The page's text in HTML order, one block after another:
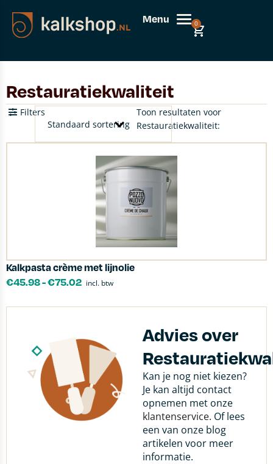
Menu 0
Restauratiekwaliteit
Toon resultaten voor
Restauratiekwaliteit:
Filters
Kalkpasta crème met lijnolie
€45.98-€75.02 incl. btw
Advies over
Kan je nog niet kiezen?
Je kan altijd contact
opnemen met onze
klantenservice. Of lees
een van onze blog
artikelen voor meer
informatie.